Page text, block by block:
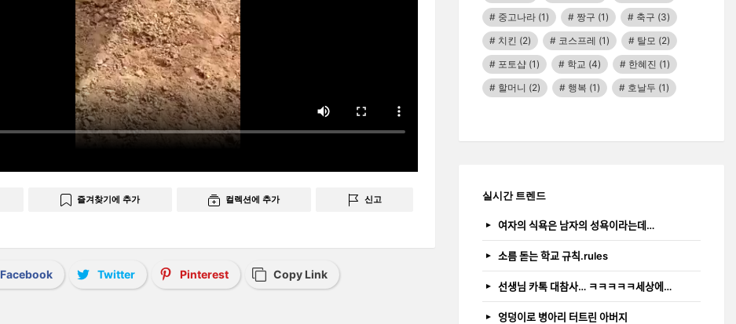
즐겨찾기에 추가 컬렉션에 추가 신고
Facebook Twitter Pinterest Copy Link
중고나라 (1) 짱구 (1) 축구 (3)
치킨 (2) 코스프레 (1) 탈모 (2)
포토샵 (1) 학교 (4) 한혜진 (1)
할머니 (2) 행복 (1) 호날두 (1)
실시간 트렌드
여자의 식욕은 남자의 성욕이라는데…
소름 돋는 학교 규칙.rules
선생님 카톡 대참사… ㅋㅋㅋㅋㅋ세상에…
엉덩이로 병아리 터트린 아버지